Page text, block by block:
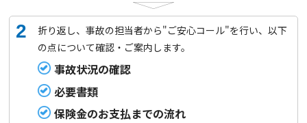
2
折り返し、事故の担当者から"ご安心コール"を行い、以下
の点について確認・ご案内します。
事故状況の確認
必要書類
保険金のお支払までの流れ